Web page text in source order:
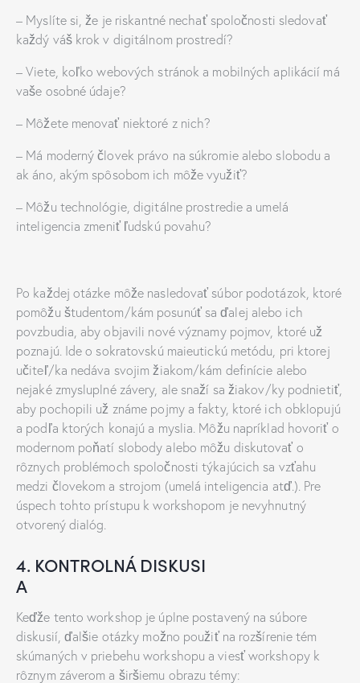
– Myslíte si, že je riskantné nechať spoločnosti sledovať
každý váš krok v digitálnom prostredí?
– Viete, koľko webových stránok a mobilných aplikácií má
vaše osobné údaje?
– Môžete menovať niektoré z nich?
– Má moderný človek právo na súkromie alebo slobodu a
ak áno, akým spôsobom ich môže využiť?
– Môžu technológie, digitálne prostredie a umelá
inteligencia zmeniť ľudskú povahu?
Po každej otázke môže nasledovať súbor podotázok, ktoré
pomôžu študentom/kám posunúť sa ďalej alebo ich
povzbudia, aby objavili nové významy pojmov, ktoré už
poznajú. Ide o sokratovskú maieutickú metódu, pri ktorej
učiteľ/ka nedáva svojim žiakom/kám definície alebo
nejaké zmysluplné závery, ale snaží sa žiakov/ky podnietiť,
aby pochopili už známe pojmy a fakty, ktoré ich obklopujú
a podľa ktorých konajú a myslia. Môžu napríklad hovoriť o
modernom poňatí slobody alebo môžu diskutovať o
rôznych problémoch spoločnosti týkajúcich sa vzťahu
medzi človekom a strojom (umelá inteligencia atď.). Pre
úspech tohto prístupu k workshopom je nevyhnutný
otvorený dialóg.
4. KONTROLNÁ DISKUSI
A
Keďže tento workshop je úplne postavený na súbore
diskusií, ďalšie otázky možno použiť na rozšírenie tém
skúmaných v priebehu workshopu a viesť workshopy k
rôznym záverom a širšiemu obrazu témy: